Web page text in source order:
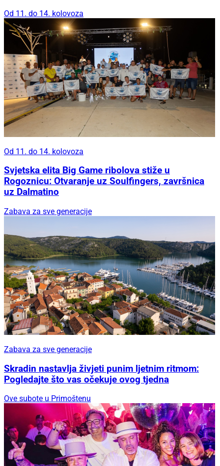
Od 11. do 14. kolovoza
Od 11. do 14. kolovoza
Svjetska elita Big Game ribolova stiže u
Rogoznicu: Otvaranje uz Soulfingers, završnica
uz Dalmatino
Zabava za sve generacije
Zabava za sve generacije
Skradin nastavlja živjeti punim ljetnim ritmom:
Pogledajte što vas očekuje ovog tjedna
Ove subote u Primoštenu